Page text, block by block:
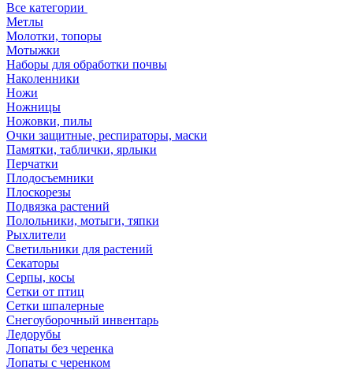
Все категории
Метлы
Молотки, топоры
Мотыжки
Наборы для обработки почвы
Наколенники
Ножи
Ножницы
Ножовки, пилы
Очки защитные, респираторы, маски
Памятки, таблички, ярлыки
Перчатки
Плодосъемники
Плоскорезы
Подвязка растений
Полольники, мотыги, тяпки
Рыхлители
Светильники для растений
Секаторы
Серпы, косы
Сетки от птиц
Сетки шпалерные
Снегоуборочный инвентарь
Ледорубы
Лопаты без черенка
Лопаты с черенком